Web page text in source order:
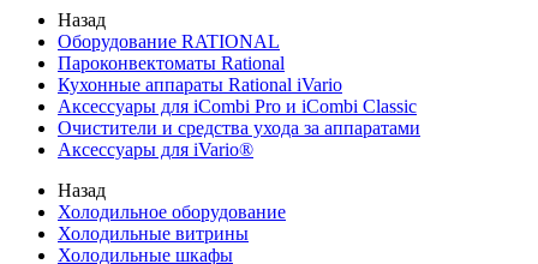
Назад
Оборудование RATIONAL
Пароконвектоматы Rational
Кухонные аппараты Rational iVario
Аксессуары для iCombi Pro и iCombi Classic
Очистители и средства ухода за аппаратами
Аксессуары для iVario®
Назад
Холодильное оборудование
Холодильные витрины
Холодильные шкафы